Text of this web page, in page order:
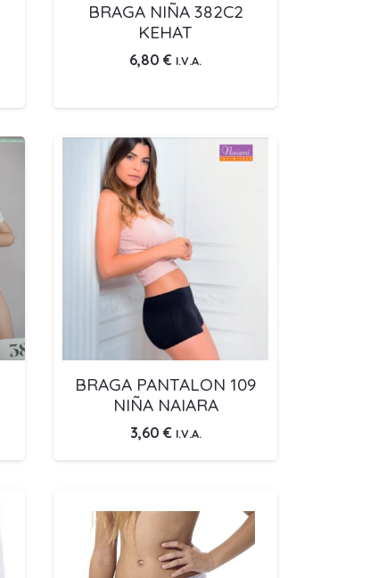
BRAGA NIÑA 382C2
KEHAT
6,80 € I.V.A.
BRAGA PANTALON 109
NIÑA NAIARA
3,60 € I.V.A.